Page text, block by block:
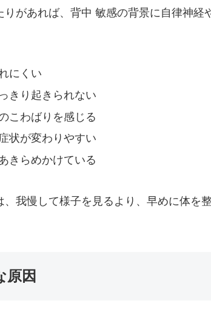
りがあれば、背中 敏感の背景に自律神経
にくい
きり起きられない
こわばりを感じる
状が変わりやすい
きらめかけている
我慢して様子を見るより、早めに体を
原因